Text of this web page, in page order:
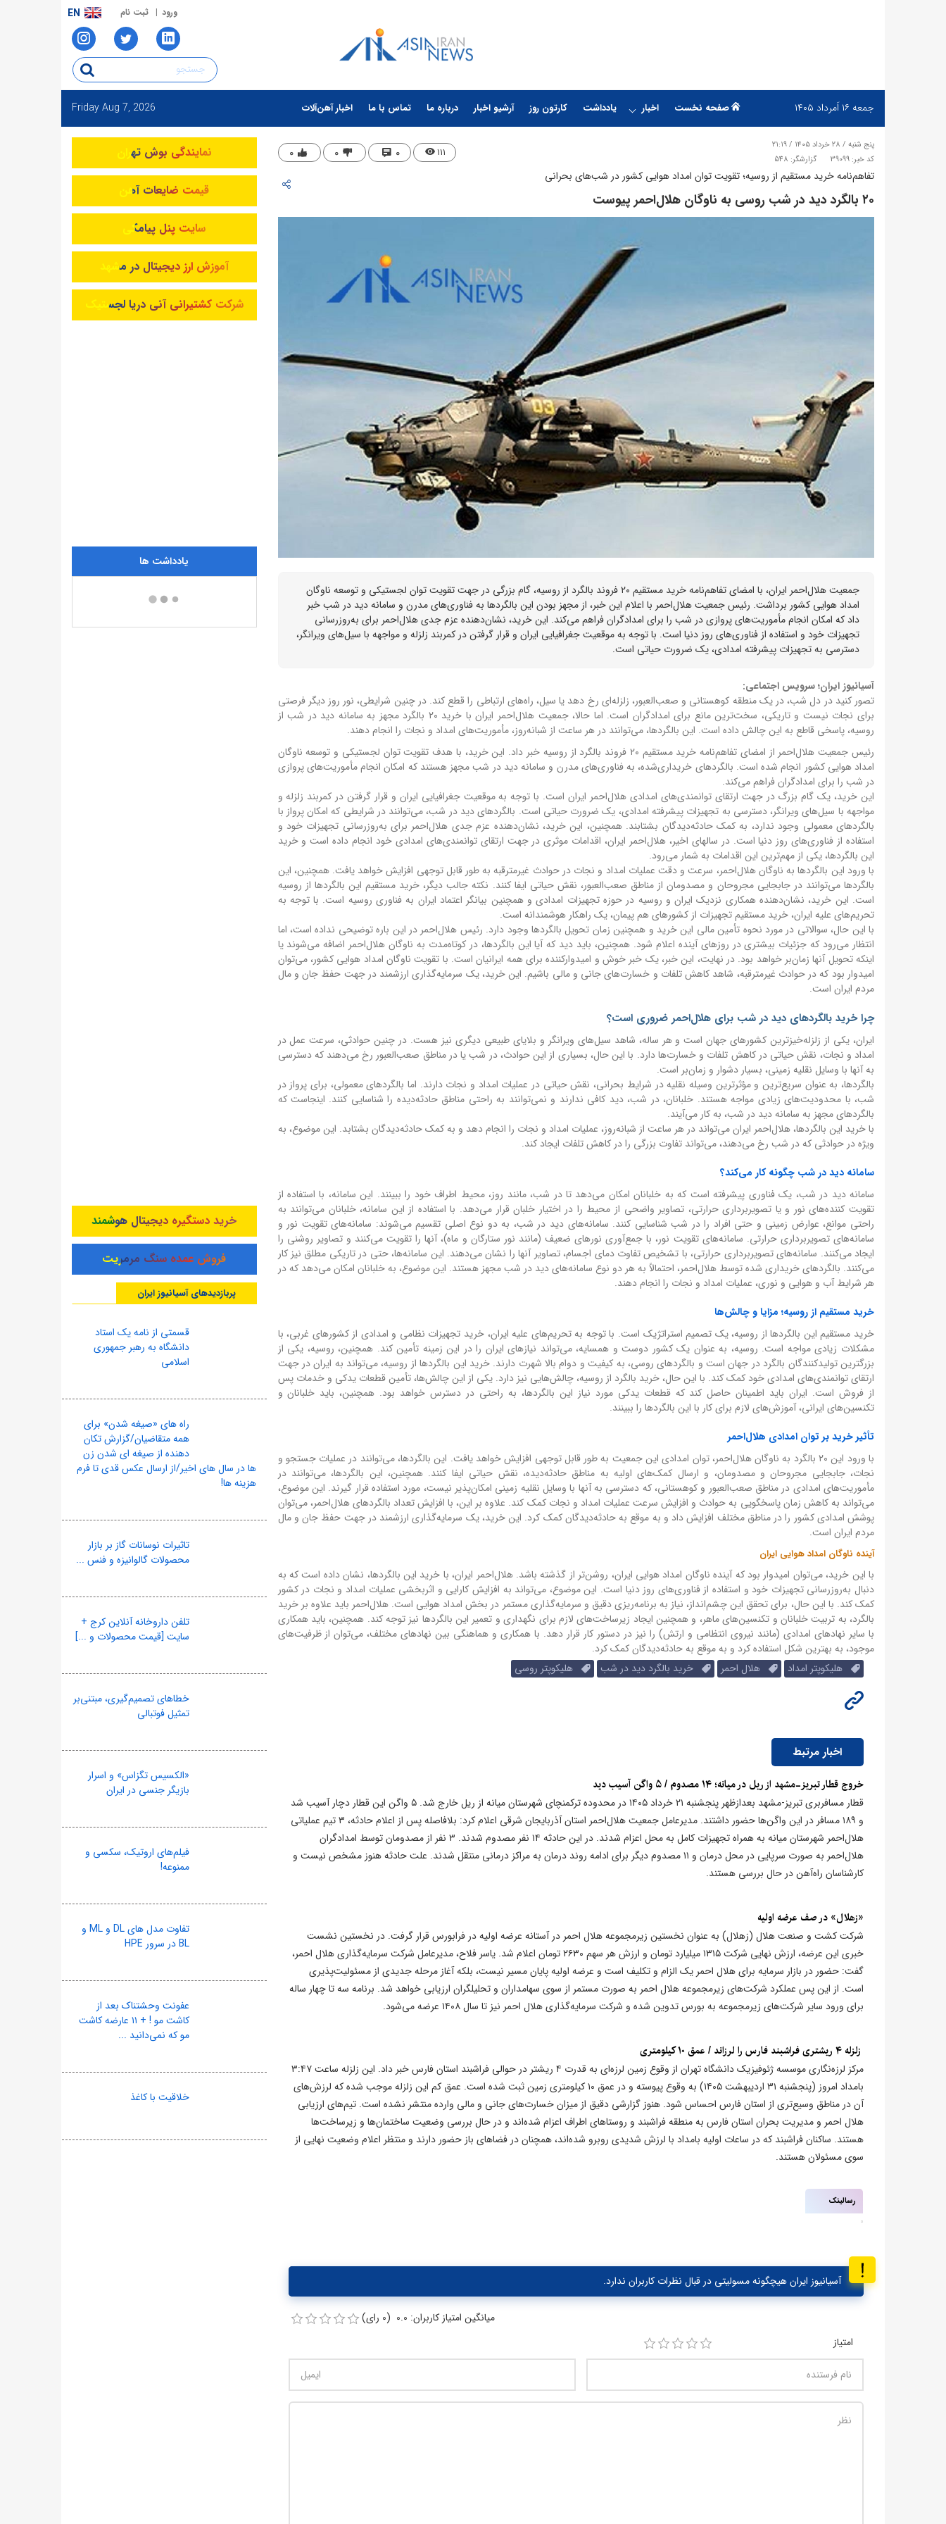
ورود ثبت نام EN
جمعه ۱۶ اَمرداد ۱۴۰۵ صفحه نخست اخبار یادداشت کارتون روز آرشیو اخبار درباره ما تماس با ما اخبار آهن‌آلات FridayAug 7, 2026
پنج شنبه / ۲۸ خرداد ۱۴۰۵ / ۲۱:۱۹
کد خبر: 39099
گزارشگر: 548 ۱۱۱ ۰ ۰ ۰
تفاهم‌نامه خرید مستقیم از روسیه؛ تقویت توان امداد هوایی کشور در شب‌های بحرانی
۲۰ بالگرد دید در شب روسی به ناوگان هلال‌احمر پیوست
جمعیت هلال‌احمر ایران، با امضای تفاهم‌نامه خرید مستقیم ۲۰ فروند بالگرد از روسیه، گام بزرگی در جهت تقویت توان لجستیکی و توسعه ناوگان
امداد هوایی کشور برداشت. رئیس جمعیت هلال‌احمر با اعلام این خبر، از مجهز بودن این بالگردها به فناوری‌های مدرن و سامانه دید در شب خبر
داد که امکان انجام مأموریت‌های پروازی در شب را برای امدادگران فراهم می‌کند. این خرید، نشان‌دهنده عزم جدی هلال‌احمر برای به‌روزرسانی
تجهیزات خود و استفاده از فناوری‌های روز دنیا است. با توجه به موقعیت جغرافیایی ایران و قرار گرفتن در کمربند زلزله و مواجهه با سیل‌های ویرانگر،
دسترسی به تجهیزات پیشرفته امدادی، یک ضرورت حیاتی است.
آسیانیوز ایران؛ سرویس اجتماعی:
تصور کنید در دل شب، در یک منطقه کوهستانی و صعب‌العبور، زلزله‌ای رخ دهد یا سیل، راه‌های ارتباطی را قطع کند. در چنین شرایطی، نور روز دیگر فرصتی
برای نجات نیست و تاریکی، سخت‌ترین مانع برای امدادگران است. اما حالا، جمعیت هلال‌احمر ایران با خرید ۲۰ بالگرد مجهز به سامانه دید در شب از
روسیه، پاسخی قاطع به این چالش داده است. این بالگردها، می‌توانند در هر ساعت از شبانه‌روز، مأموریت‌های امداد و نجات را انجام دهند.
رئیس جمعیت هلال‌احمر از امضای تفاهم‌نامه خرید مستقیم ۲۰ فروند بالگرد از روسیه خبر داد. این خرید، با هدف تقویت توان لجستیکی و توسعه ناوگان
امداد هوایی کشور انجام شده است. بالگردهای خریداری‌شده، به فناوری‌های مدرن و سامانه دید در شب مجهز هستند که امکان انجام مأموریت‌های پروازی
در شب را برای امدادگران فراهم می‌کند.
این خرید، یک گام بزرگ در جهت ارتقای توانمندی‌های امدادی هلال‌احمر ایران است. با توجه به موقعیت جغرافیایی ایران و قرار گرفتن در کمربند زلزله و
مواجهه با سیل‌های ویرانگر، دسترسی به تجهیزات پیشرفته امدادی، یک ضرورت حیاتی است. بالگردهای دید در شب، می‌توانند در شرایطی که امکان پرواز با
بالگردهای معمولی وجود ندارد، به کمک حادثه‌دیدگان بشتابند. همچنین، این خرید، نشان‌دهنده عزم جدی هلال‌احمر برای به‌روزرسانی تجهیزات خود و
استفاده از فناوری‌های روز دنیا است. در سالهای اخیر، هلال‌احمر ایران، اقدامات موثری در جهت ارتقای توانمندی‌های امدادی خود انجام داده است و خرید
این بالگردها، یکی از مهم‌ترین این اقدامات به شمار می‌رود.
با ورود این بالگردها به ناوگان هلال‌احمر، سرعت و دقت عملیات امداد و نجات در حوادث غیرمترقبه به طور قابل توجهی افزایش خواهد یافت. همچنین، این
بالگردها می‌توانند در جابجایی مجروحان و مصدومان از مناطق صعب‌العبور، نقش حیاتی ایفا کنند. نکته جالب دیگر، خرید مستقیم این بالگردها از روسیه
است. این خرید، نشان‌دهنده همکاری نزدیک ایران و روسیه در حوزه تجهیزات امدادی و همچنین بیانگر اعتماد ایران به فناوری روسیه است. با توجه به
تحریم‌های علیه ایران، خرید مستقیم تجهیزات از کشورهای هم پیمان، یک راهکار هوشمندانه است.
با این حال، سوالاتی در مورد نحوه تأمین مالی این خرید و همچنین زمان تحویل بالگردها وجود دارد. رئیس هلال‌احمر در این باره توضیحی نداده است، اما
انتظار می‌رود که جزئیات بیشتری در روزهای آینده اعلام شود. همچنین، باید دید که آیا این بالگردها، در کوتاه‌مدت به ناوگان هلال‌احمر اضافه می‌شوند یا
اینکه تحویل آنها زمان‌بر خواهد بود. در نهایت، این خبر، یک خبر خوش و امیدوارکننده برای همه ایرانیان است. با تقویت ناوگان امداد هوایی کشور، می‌توان
امیدوار بود که در حوادث غیرمترقبه، شاهد کاهش تلفات و خسارت‌های جانی و مالی باشیم. این خرید، یک سرمایه‌گذاری ارزشمند در جهت حفظ جان و مال
مردم ایران است.
چرا خرید بالگردهای دید در شب برای هلال‌احمر ضروری است؟
ایران، یکی از زلزله‌خیزترین کشورهای جهان است و هر ساله، شاهد سیل‌های ویرانگر و بلایای طبیعی دیگری نیز هست. در چنین حوادثی، سرعت عمل در
امداد و نجات، نقش حیاتی در کاهش تلفات و خسارت‌ها دارد. با این حال، بسیاری از این حوادث، در شب یا در مناطق صعب‌العبور رخ می‌دهند که دسترسی
به آنها با وسایل نقلیه زمینی، بسیار دشوار و زمان‌بر است.
بالگردها، به عنوان سریع‌ترین و مؤثرترین وسیله نقلیه در شرایط بحرانی، نقش حیاتی در عملیات امداد و نجات دارند. اما بالگردهای معمولی، برای پرواز در
شب، با محدودیت‌های زیادی مواجه هستند. خلبانان، در شب، دید کافی ندارند و نمی‌توانند به راحتی مناطق حادثه‌دیده را شناسایی کنند. اینجاست که
بالگردهای مجهز به سامانه دید در شب، به کار می‌آیند.
با خرید این بالگردها، هلال‌احمر ایران می‌تواند در هر ساعت از شبانه‌روز، عملیات امداد و نجات را انجام دهد و به کمک حادثه‌دیدگان بشتابد. این موضوع، به
ویژه در حوادثی که در شب رخ می‌دهند، می‌تواند تفاوت بزرگی را در کاهش تلفات ایجاد کند.
سامانه دید در شب چگونه کار می‌کند؟
سامانه دید در شب، یک فناوری پیشرفته است که به خلبانان امکان می‌دهد تا در شب، مانند روز، محیط اطراف خود را ببینند. این سامانه، با استفاده از
تقویت کننده‌های نور و یا تصویربرداری حرارتی، تصاویر واضحی از محیط را در اختیار خلبان قرار می‌دهد. با استفاده از این سامانه، خلبانان می‌توانند به
راحتی موانع، عوارض زمینی و حتی افراد را در شب شناسایی کنند. سامانه‌های دید در شب، به دو نوع اصلی تقسیم می‌شوند: سامانه‌های تقویت نور و
سامانه‌های تصویربرداری حرارتی. سامانه‌های تقویت نور، با جمع‌آوری نورهای ضعیف (مانند نور ستارگان و ماه)، آنها را تقویت می‌کنند و تصاویر روشنی را
ایجاد می‌کنند. سامانه‌های تصویربرداری حرارتی، با تشخیص تفاوت دمای اجسام، تصاویر آنها را نشان می‌دهند. این سامانه‌ها، حتی در تاریکی مطلق نیز کار
می‌کنند. بالگردهای خریداری شده توسط هلال‌احمر، احتمالاً به هر دو نوع سامانه‌های دید در شب مجهز هستند. این موضوع، به خلبانان امکان می‌دهد که در
هر شرایط آب و هوایی و نوری، عملیات امداد و نجات را انجام دهند.
خرید مستقیم از روسیه؛ مزایا و چالش‌ها
خرید مستقیم این بالگردها از روسیه، یک تصمیم استراتژیک است. با توجه به تحریم‌های علیه ایران، خرید تجهیزات نظامی و امدادی از کشورهای غربی، با
مشکلات زیادی مواجه است. روسیه، به عنوان یک کشور دوست و همسایه، می‌تواند نیازهای ایران را در این زمینه تأمین کند. همچنین، روسیه، یکی از
بزرگترین تولیدکنندگان بالگرد در جهان است و بالگردهای روسی، به کیفیت و دوام بالا شهرت دارند. خرید این بالگردها از روسیه، می‌تواند به ایران در جهت
ارتقای توانمندی‌های امدادی خود کمک کند. با این حال، خرید بالگرد از روسیه، چالش‌هایی نیز دارد. یکی از این چالش‌ها، تأمین قطعات یدکی و خدمات پس
از فروش است. ایران باید اطمینان حاصل کند که قطعات یدکی مورد نیاز این بالگردها، به راحتی در دسترس خواهد بود. همچنین، باید خلبانان و
تکنسین‌های ایرانی، آموزش‌های لازم برای کار با این بالگردها را ببینند.
تأثیر خرید بر توان امدادی هلال‌احمر
با ورود این ۲۰ بالگرد به ناوگان هلال‌احمر، توان امدادی این جمعیت به طور قابل توجهی افزایش خواهد یافت. این بالگردها، می‌توانند در عملیات جستجو و
نجات، جابجایی مجروحان و مصدومان، و ارسال کمک‌های اولیه به مناطق حادثه‌دیده، نقش حیاتی ایفا کنند. همچنین، این بالگردها، می‌توانند در
مأموریت‌های امدادی در مناطق صعب‌العبور و کوهستانی، که دسترسی به آنها با وسایل نقلیه زمینی امکان‌پذیر نیست، مورد استفاده قرار گیرند. این موضوع،
می‌تواند به کاهش زمان پاسخگویی به حوادث و افزایش سرعت عملیات امداد و نجات کمک کند. علاوه بر این، با افزایش تعداد بالگردهای هلال‌احمر، می‌توان
پوشش امدادی کشور را در مناطق مختلف افزایش داد و به موقع به حادثه‌دیدگان کمک کرد. این خرید، یک سرمایه‌گذاری ارزشمند در جهت حفظ جان و مال
مردم ایران است.
آینده ناوگان امداد هوایی ایران
با این خرید، می‌توان امیدوار بود که آینده ناوگان امداد هوایی ایران، روشن‌تر از گذشته باشد. هلال‌احمر ایران، با خرید این بالگردها، نشان داده است که به
دنبال به‌روزرسانی تجهیزات خود و استفاده از فناوری‌های روز دنیا است. این موضوع، می‌تواند به افزایش کارایی و اثربخشی عملیات امداد و نجات در کشور
کمک کند. با این حال، برای تحقق این چشم‌انداز، نیاز به برنامه‌ریزی دقیق و سرمایه‌گذاری مستمر در بخش امداد هوایی است. هلال‌احمر باید علاوه بر خرید
بالگرد، به تربیت خلبانان و تکنسین‌های ماهر، و همچنین ایجاد زیرساخت‌های لازم برای نگهداری و تعمیر این بالگردها نیز توجه کند. همچنین، باید همکاری
با سایر نهادهای امدادی (مانند نیروی انتظامی و ارتش) را نیز در دستور کار قرار دهد. با همکاری و هماهنگی بین نهادهای مختلف، می‌توان از ظرفیت‌های
موجود، به بهترین شکل استفاده کرد و به موقع به حادثه‌دیدگان کمک کرد.
هلیکوپتر امداد
هلال احمر خرید بالگرد دید در شب هلیکوپتر روسی
اخبار مرتبط
​خروج قطار تبریز-مشهد از ریل در میانه؛ ۱۴ مصدوم / ۵ واگن آسیب دید
قطار مسافربری تبریز-مشهد بعدازظهر پنجشنبه ۲۱ خرداد ۱۴۰۵ در محدوده ترکمنچای شهرستان میانه از ریل خارج شد. ۵ واگن این قطار دچار آسیب شد
و ۱۸۹ مسافر در این واگن‌ها حضور داشتند. مدیرعامل جمعیت هلال‌احمر استان آذربایجان شرقی اعلام کرد: بلافاصله پس از اعلام حادثه، ۳ تیم عملیاتی
هلال‌احمر شهرستان میانه به همراه تجهیزات کامل به محل اعزام شدند. در این حادثه ۱۴ نفر مصدوم شدند. ۳ نفر از مصدومان توسط امدادگران
هلال‌احمر به صورت سرپایی در محل درمان و ۱۱ مصدوم دیگر برای ادامه روند درمان به مراکز درمانی منتقل شدند. علت حادثه هنوز مشخص نیست و
کارشناسان راه‌آهن در حال بررسی هستند.
«زهلال» در صف عرضه اولیه
شرکت کشت و صنعت هلال (زهلال) به عنوان نخستین زیرمجموعه هلال احمر در آستانه عرضه اولیه در فرابورس قرار گرفت. در نخستین نشست
خبری این عرضه، ارزش نهایی شرکت ۱۳۱۵ میلیارد تومان و ارزش هر سهم ۲۶۳۰ تومان اعلام شد. یاسر فلاح، مدیرعامل شرکت سرمایه‌گذاری هلال احمر،
گفت: حضور در بازار سرمایه برای هلال احمر یک الزام و تکلیف است و عرضه اولیه پایان مسیر نیست، بلکه آغاز مرحله جدیدی از مسئولیت‌پذیری
است. از این پس عملکرد شرکت‌های زیرمجموعه هلال احمر به صورت مستمر از سوی سهامداران و تحلیلگران ارزیابی خواهد شد. برنامه سه تا چهار ساله
برای ورود سایر شرکت‌های زیرمجموعه به بورس تدوین شده و شرکت سرمایه‌گذاری هلال احمر نیز تا سال ۱۴۰۸ عرضه می‌شود.
​ زلزله ۴ ریشتری فراشبند فارس را لرزاند / عمق ۱۰ کیلومتری
مرکز لرزه‌نگاری موسسه ژئوفیزیک دانشگاه تهران از وقوع زمین لرزه‌ای به قدرت ۴ ریشتر در حوالی فراشبند استان فارس خبر داد. این زلزله ساعت ۳:۴۷
بامداد امروز (پنجشنبه ۳۱ اردیبهشت ۱۴۰۵) به وقوع پیوسته و در عمق ۱۰ کیلومتری زمین ثبت شده است. عمق کم این زلزله موجب شده که لرزش‌های
آن در مناطق وسیع‌تری از استان فارس احساس شود. هنوز گزارشی دقیق از میزان خسارت‌های جانی و مالی وارده منتشر نشده است. تیم‌های ارزیابی
هلال احمر و مدیریت بحران استان فارس به منطقه فراشبند و روستاهای اطراف اعزام شده‌اند و در حال بررسی وضعیت ساختمان‌ها و زیرساخت‌ها
هستند. ساکنان فراشبند که در ساعات اولیه بامداد با لرزش شدیدی روبرو شده‌اند، همچنان در فضاهای باز حضور دارند و منتظر اعلام وضعیت نهایی از
سوی مسئولان هستند.
رسالینک
آسیانیوز ایران هیچگونه مسولیتی در قبال نظرات کاربران ندارد.
میانگین امتیاز کاربران: 0.0 (0 رای)
امتیاز
نمایندگی بوش تهران
قیمت ضایعات آهن
سایت پنل پیامکی
آموزش ارز دیجیتال در مشهد
شرکت کشتیرانی آنی دریا لجستیک
یادداشت ها
خرید دستگیره دیجیتال هوشمند
فروش عمده سنگ مرمریت
پربازدیدهای آسیانیوز ایران
قسمتی از نامه یک استاد
دانشگاه به رهبر جمهوری
اسلامی
راه های «صیغه شدن» برای
همه متقاضیان/گزارش تکان
دهنده از صیغه ای شدن زن
ها در سال های اخیر/از ارسال عکس قدی تا فرم
هزینه ها!
تاثیرات نوسانات گاز بر بازار
محصولات گالوانیزه و فنس ...
تلفن داروخانه آنلاین کرج +
سایت [قیمت محصولات و ...]
خطاهای تصمیم‌گیری، مبتنی‌بر
تمثیل فوتبالی
«الکسیس تگزاس» و اسرار
بازیگر جنسی در ایران
فیلم‌های اروتیک، سکسی و
ممنوعه!
تفاوت مدل های DL و ML و
BL در سرور HPE
عفونت وحشتناک بعد از
کاشت مو ! + ۱۱ عارضه کاشت
مو که نمی‌دانید ...
خلاقیت با کاغذ